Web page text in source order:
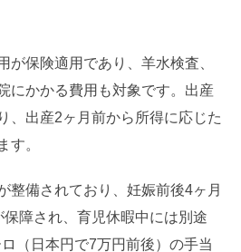
が保険適用であり、羊水検査、
にかかる費用も対象です。出産
、出産2ヶ月前から所得に応じた
す。
整備されており、妊娠前後4ヶ月
保障され、育児休暇中には別途
（日本円で7万円前後）の手当